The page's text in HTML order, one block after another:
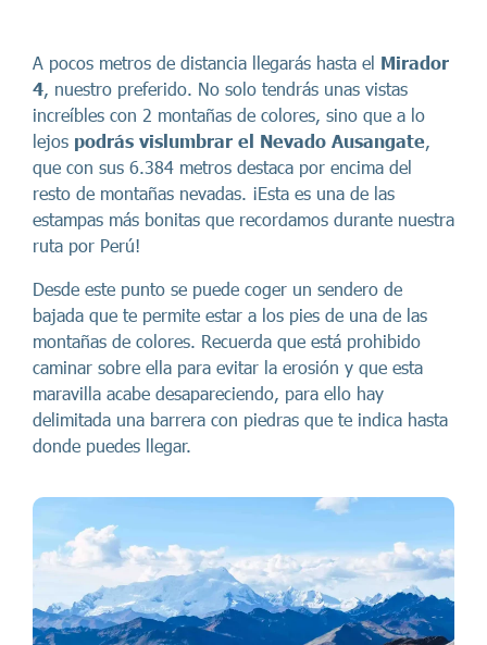
A pocos metros de distancia llegarás hasta el Mirador
4, nuestro preferido. No solo tendrás unas vistas
increíbles con 2 montañas de colores, sino que a lo
lejos podrás vislumbrar el Nevado Ausangate,
que con sus 6.384 metros destaca por encima del
resto de montañas nevadas. ¡Esta es una de las
estampas más bonitas que recordamos durante nuestra
ruta por Perú!
Desde este punto se puede coger un sendero de
bajada que te permite estar a los pies de una de las
montañas de colores. Recuerda que está prohibido
caminar sobre ella para evitar la erosión y que esta
maravilla acabe desapareciendo, para ello hay
delimitada una barrera con piedras que te indica hasta
donde puedes llegar.